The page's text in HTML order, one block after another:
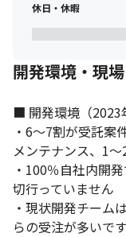
休日・休暇
開発環境・現場
■ 開発環境（2023
・6～7割が受託案
メンテナンス、1
・100％自社内開
切行っていません
・現状開発チーム
らの受注が多いです